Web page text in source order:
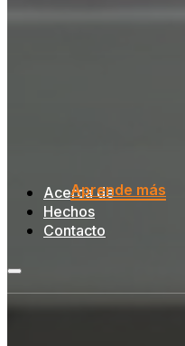
Aprende más
Acerca de
Hechos
Contacto